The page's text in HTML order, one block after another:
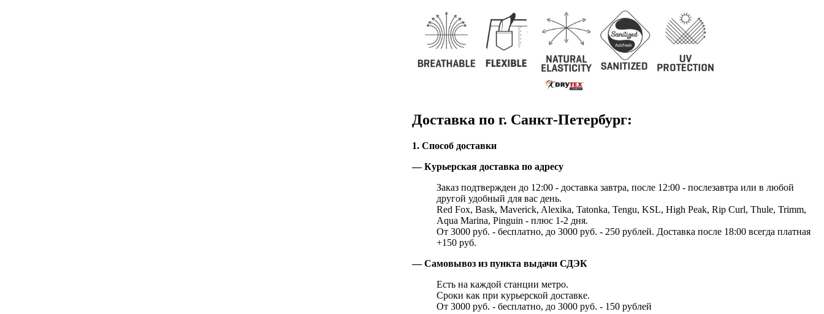
Доставка по г. Санкт-Петербург:
1. Способ доставки
— Курьерская доставка по адресу
Заказ подтвержден до 12:00 - доставка завтра, после 12:00 - послезавтра или в любой
другой удобный для вас день.
Red Fox, Bask, Maverick, Alexika, Tatonka, Tengu, KSL, High Peak, Rip Curl, Thule, Trimm,
Aqua Marina, Pinguin - плюс 1-2 дня.
От 3000 руб. - бесплатно, до 3000 руб. - 250 рублей. Доставка после 18:00 всегда платная
+150 руб.
— Самовывоз из пункта выдачи СДЭК
Есть на каждой станции метро.
Сроки как при курьерской доставке.
От 3000 руб. - бесплатно, до 3000 руб. - 150 рублей